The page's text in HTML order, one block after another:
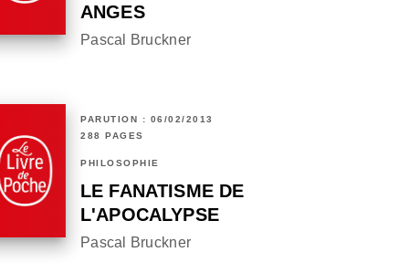
ANGES
Pascal Bruckner
PARUTION : 06/02/2013
288 PAGES
PHILOSOPHIE
LE FANATISME DE
L'APOCALYPSE
Pascal Bruckner